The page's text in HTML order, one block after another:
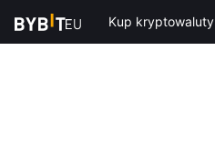
Kup kryptowaluty